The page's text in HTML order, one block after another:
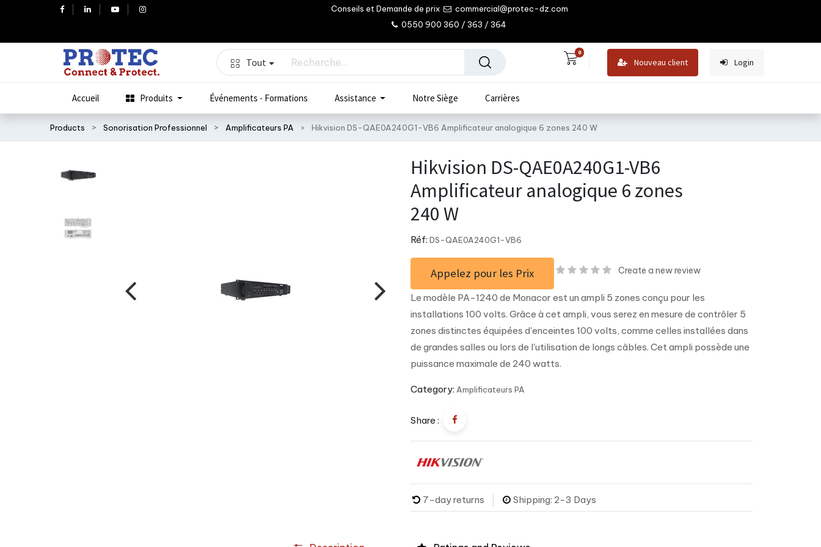
Conseils et Demande de prix
commercial@protec-dz.com
0550 900 360 / 363 / 364
Tout
0
Nouveau client Login
Accueil Produits Événements - Formations Assistance Notre Siège Carrières
Products Sonorisation Professionnel Amplificateurs PA Hikvision DS-QAE0A240G1-VB6 Amplificateur analogique 6 zones 240 W
Hikvision DS-QAE0A240G1-VB6
Amplificateur analogique 6 zones
240 W
Réf: DS-QAE0A240G1-VB6
Appelez pour les Prix Create a new review
Le modèle PA-1240 de Monacor est un ampli 5 zones conçu pour les
installations 100 volts. Grâce à cet ampli, vous serez en mesure de contrôler 5
zones distinctes équipées d'enceintes 100 volts, comme celles installées dans
de grandes salles ou lors de l'utilisation de longs câbles. Cet ampli possède une
puissance maximale de 240 watts.
Category: Amplificateurs PA
Share :
7-day returns Shipping: 2-3 Days